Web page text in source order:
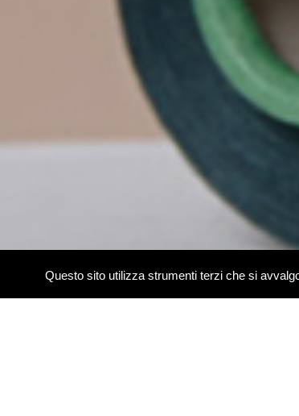
Questo sito utilizza strumenti terzi che si